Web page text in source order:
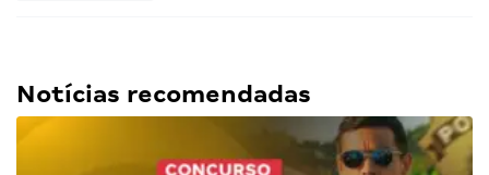
Notícias recomendadas